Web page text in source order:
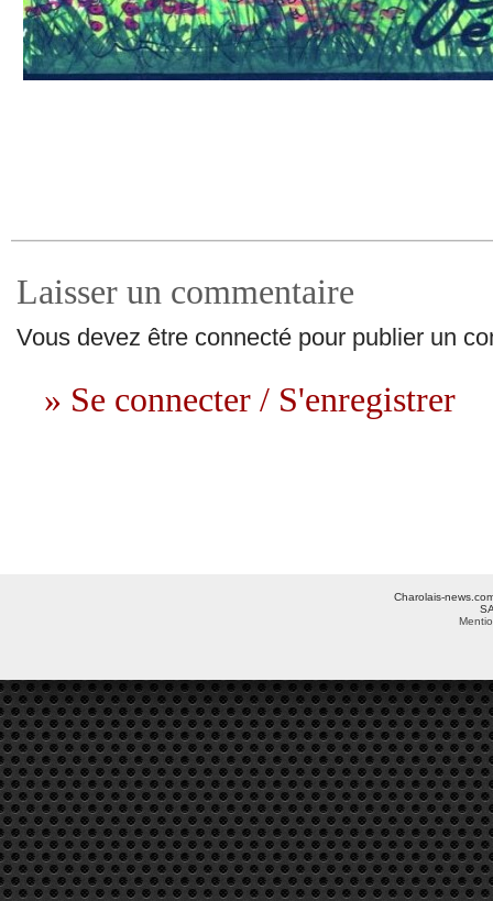
Laisser un commentaire
Vous devez être connecté pour publier un
» Se connecter / S'enregistrer
Charolais-